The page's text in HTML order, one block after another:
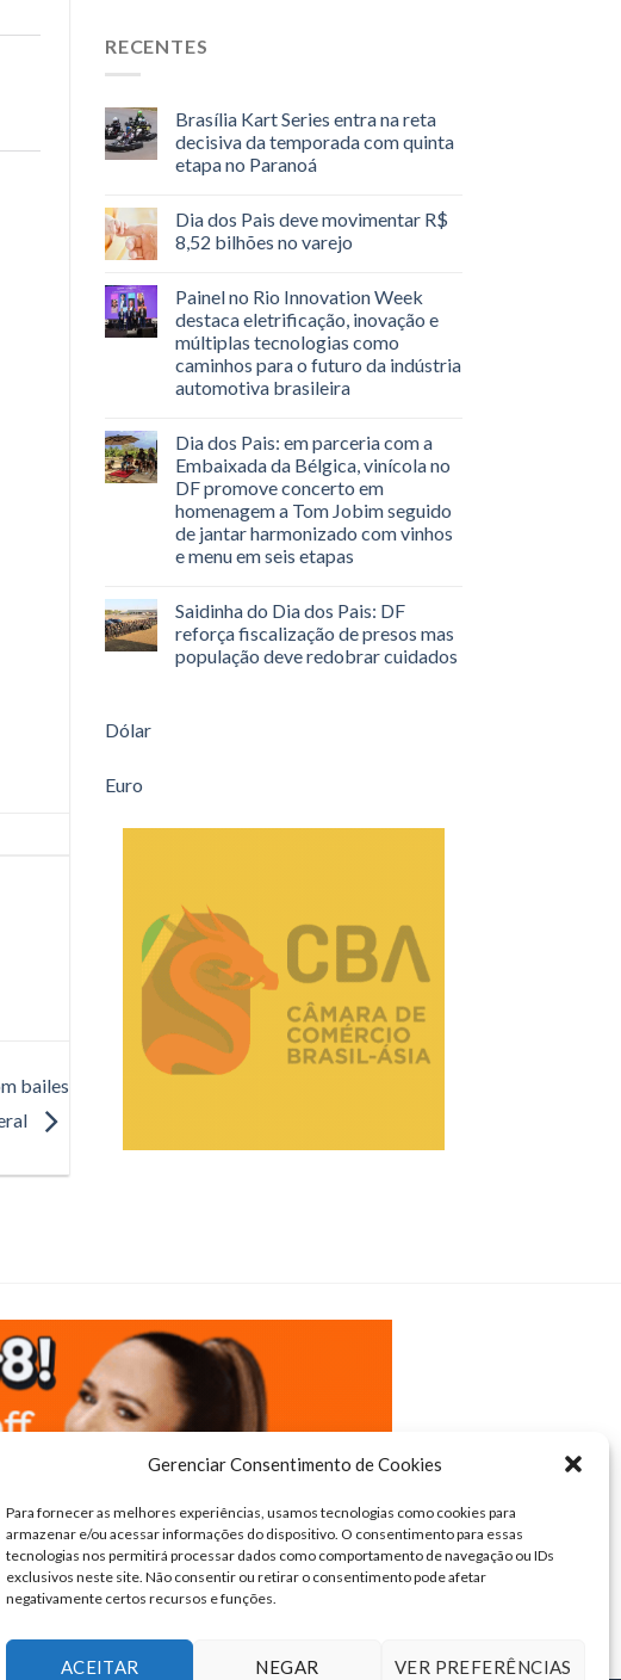
Gerenciar Consentimento de Cookies
Para fornecer as melhores experiências, usamos tecnologias como cookies para
armazenar e/ou acessar informações do dispositivo. O consentimento para essas
tecnologias nos permitirá processar dados como comportamento de navegação ou IDs
exclusivos neste site. Não consentir ou retirar o consentimento pode afetar
negativamente certos recursos e funções.
ACEITAR NEGAR VER PREFERÊNCIAS
bailes
RECENTES
Brasília Kart Series entra na reta
decisiva da temporada com quinta
etapa no Paranoá
Dia dos Pais deve movimentar R$
8,52 bilhões no varejo
Painel no Rio Innovation Week
destaca eletrificação, inovação e
múltiplas tecnologias como
caminhos para o futuro da indústria
automotiva brasileira
Dia dos Pais: em parceria com a
Embaixada da Bélgica, vinícola no
DF promove concerto em
homenagem a Tom Jobim seguido
de jantar harmonizado com vinhos
e menu em seis etapas
Saidinha do Dia dos Pais: DF
reforça fiscalização de presos mas
população deve redobrar cuidados
Dólar
Euro